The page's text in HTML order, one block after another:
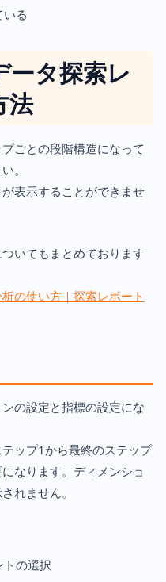
る
ータ探索レ
法
ごとの段階構造になって
。
表示することができませ
いてもまとめております
の使い方｜探索レポート
の設定と指標の設定にな
ップ1から最終のステップ
なります。ディメンショ
れません。
の選択